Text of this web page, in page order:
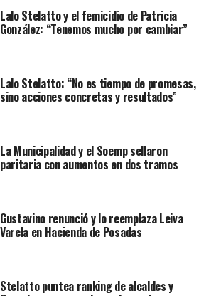
Lalo Stelatto y el femicidio de Patricia
González: “Tenemos mucho por cambiar”
Lalo Stelatto: “No es tiempo de promesas,
sino acciones concretas y resultados”
La Municipalidad y el Soemp sellaron
paritaria con aumentos en dos tramos
Gustavino renunció y lo reemplaza Leiva
Varela en Hacienda de Posadas
Stelatto puntea ranking de alcaldes y